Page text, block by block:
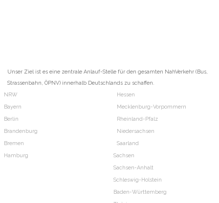
Unser Ziel ist es eine zentrale Anlauf-Stelle für den gesamten NahVerkehr (Bus,
Strassenbahn, ÖPNV) innerhalb Deutschlands zu schaffen.
NRW
Bayern
Berlin
Brandenburg
Bremen
Hamburg
Hessen
Mecklenburg-Vorpommern
Rheinland-Pfalz
Niedersachsen
Saarland
Sachsen
Sachsen-Anhalt
Schleswig-Holstein
Baden-Württemberg